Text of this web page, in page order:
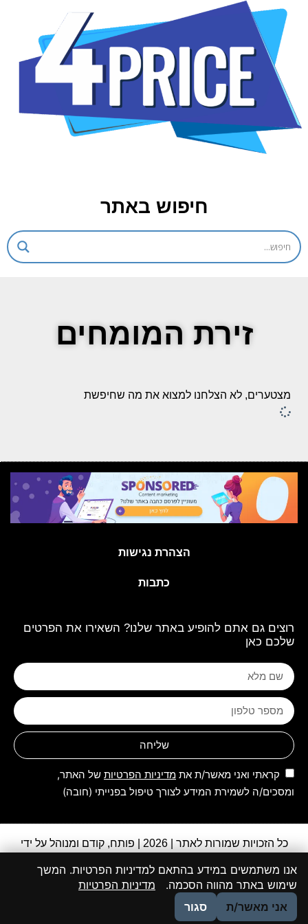
חיפוש באתר
זירת המומחים
מצטערים, לא הצלחנו למצוא את מה שחיפשת
הצהרת נגישות
כתבות
רוצים גם אתם להופיע באתר שלנו? השאירו את הפרטים
שלכם כאן
שליחה
קראתי ואני מאשר/ת את מדיניות הפרטיות של האתר,
ומסכים/ה לשמירת המידע לצורך טיפול בפנייתי (חובה)
כל הזכויות שמורות לאתר | 2026 | פותח, קודם ומנוהל על ידי
יתכנו מקרים שבהם לא הצלחנו לאתר את המקור או שהוא אינו
במידה ואתם בעל זכות היוצרים, אנא פנו אלינו בהקדם.
אנו משתמשים במידע בהתאם למדיניות הפרטיות. המשך
שימוש באתר מהווה הסכמה. מדיניות הפרטיות
אני מאשר/ת
סגור